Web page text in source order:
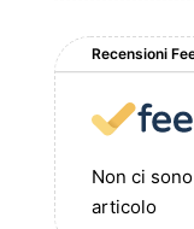
Recensioni
Non ci
articolo